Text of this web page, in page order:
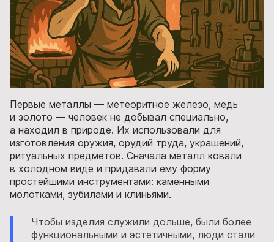
Первые металлы — метеоритное железо, медь
и золото — человек не добывал специально,
а находил в природе. Их использовали для
изготовления оружия, орудий труда, украшений,
ритуальных предметов. Сначала металл ковали
в холодном виде и придавали ему форму
простейшими инструментами: каменными
молотками, зубилами и клиньями.
Чтобы изделия служили дольше, были более
функциональными и эстетичными, люди стали